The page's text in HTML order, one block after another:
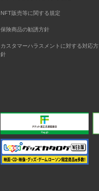
NFT販売等に関する規定
保険商品の勧誘方針
カスタマーハラスメントに対する対応方
針